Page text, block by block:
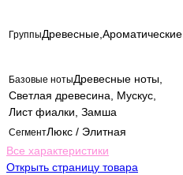
ГруппыДревесные,Ароматические
Базовые нотыДревесные ноты,
Светлая древесина, Мускус,
Лист фиалки, Замша
СегментЛюкс / Элитная
Все характеристики
Открыть страницу товара